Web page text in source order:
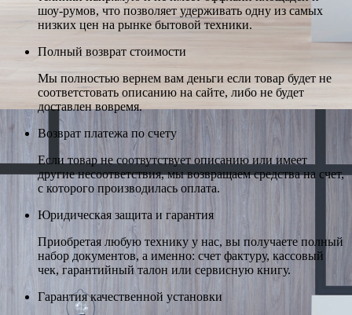
шоу-румов, что позволяет удерживать одну из самых
низких цен на рынке бытовой техники.
Полный возврат стоимости
Мы полностью вернем вам деньги если товар будет не
соответстовать описанию на сайте, либо не будет
доставлен вовремя.
Возврат платежа по счету
Если товар не соотвутствует описанию или имеет
другие несоответствия, мы возвращаем средства на счет,
с которого производилась оплата.
Юридическая защита и гарантия
Приобретая любую технику у нас, вы получаете полный
набор документов, а именно: счет фактуру, кассовый
чек, гарантийный талон или сервисную книгу.
Гарантия качественной установки